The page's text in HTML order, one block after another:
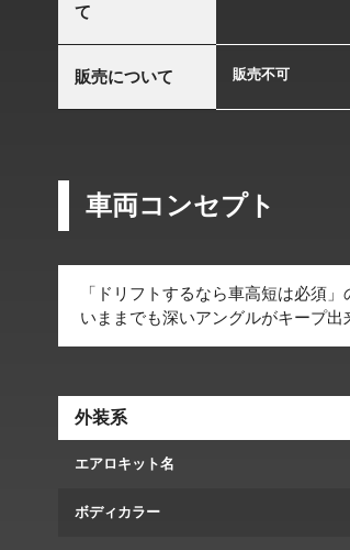
て
販売について 販売不可
車両コンセプト
「ドリフトするなら車高短は必須
いままでも深いアングルがキープ
外装系
エアロキット名
ボディカラー